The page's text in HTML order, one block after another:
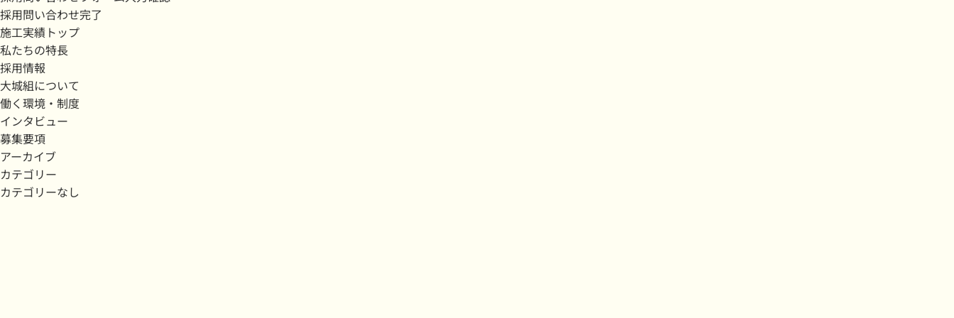
採用問い合わせ完了
施工実績トップ
私たちの特長
採用情報
大城組について
働く環境・制度
インタビュー
募集要項
アーカイブ
カテゴリー
カテゴリーなし